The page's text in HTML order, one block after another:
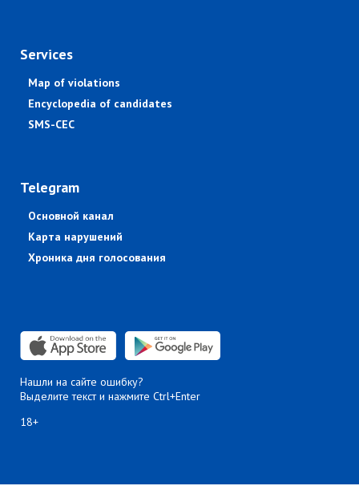
Services
Map of violations
Encyclopedia of candidates
SMS-CEC
Telegram
Основной канал
Карта нарушений
Хроника дня голосования
Нашли на сайте ошибку?
Выделите текст и нажмите Ctrl+Enter
18+